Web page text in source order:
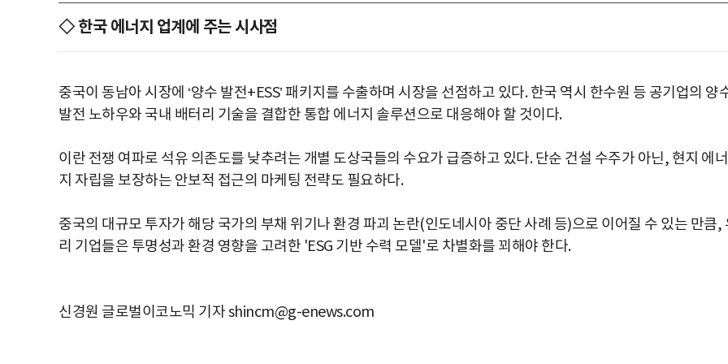
◇ 한국 에너지 업계에 주는 시사점
중국이 동남아 시장에 ‘양수 발전+ESS’ 패키지를 수출하며 시장을 선점하고 있다. 한국 역시 한수원 등 공기업의 양
발전 노하우와 국내 배터리 기술을 결합한 통합 에너지 솔루션으로 대응해야 할 것이다.
이란 전쟁 여파로 석유 의존도를 낮추려는 개별 도상국들의 수요가 급증하고 있다. 단순 건설 수주가 아닌, 현지 에너
지 자립을 보장하는 안보적 접근의 마케팅 전략도 필요하다.
중국의 대규모 투자가 해당 국가의 부채 위기나 환경 파괴 논란(인도네시아 중단 사례 등)으로 이어질 수 있는 만큼,
리 기업들은 투명성과 환경 영향을 고려한 'ESG 기반 수력 모델'로 차별화를 꾀해야 한다.
신경원 글로벌이코노믹 기자 shincm@g-enews.com